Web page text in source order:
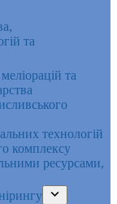
та
та
технологій
комплексу
ресурсами,